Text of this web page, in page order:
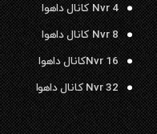
Nvr 4 کانال داهوا
Nvr 8 کانال داهوا
Nvr 16کانال داهوا
Nvr 32 کانال داهوا